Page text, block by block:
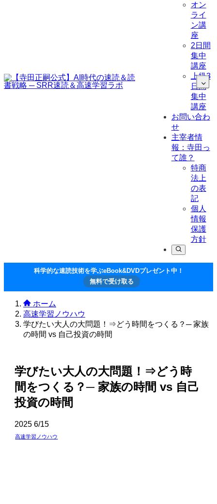
オン
ライ
ン講
座
2日間
集中
講座
上級3
日間
集中
講座
お問い合わ
せ
主宰者情
報：寺田っ
て誰？
特商
法上
の表
記
個人
情報
保護
方針
科学的な速読技術を学ぶeBook&DVDプレゼント中！
無料で受け取る
ホーム
高速学習ノウハウ
学びたい大人の大問題！⇒どう時間をつくる？─ 家族
の時間 vs 自己投資の時間
学びたい大人の大問題！⇒どう時
間をつくる？─ 家族の時間 vs 自己
投資の時間
2025 6/15
高速学習ノウハウ